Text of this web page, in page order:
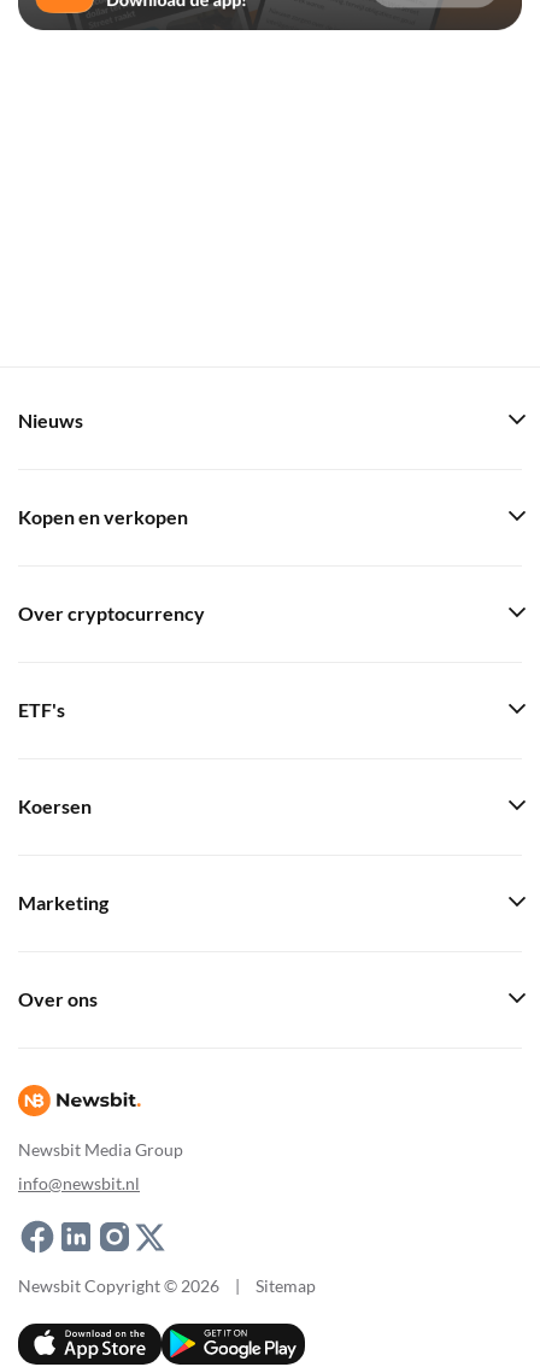
Newsbit Media Group
info@newsbit.nl
Nieuws
Kopen en verkopen
Over cryptocurrency
ETF's
Koersen
Marketing
Over ons
Newsbit Copyright © 2026 | Sitemap